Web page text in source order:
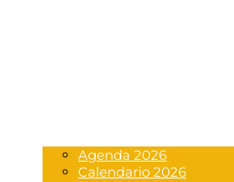
Agenda 2026
Calendario 2026